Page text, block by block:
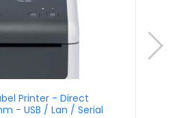
Printer - Direct
- USB / Lan / Serial